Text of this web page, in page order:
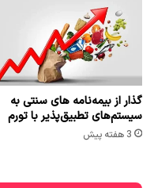
گذار از بیمه‌نامه های سنتی به
سیستم‌های تطبیق‌پذیر با تورم
3 هفته پیش